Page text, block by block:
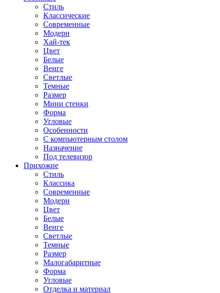
Стиль
Классические
Современные
Модерн
Хай-тек
Цвет
Белые
Венге
Светлые
Темные
Размер
Мини стенки
Форма
Угловые
Особенности
С компьютерным столом
Назначение
Под телевизор
Прихожие
Стиль
Классика
Современные
Модерн
Цвет
Белые
Венге
Светлые
Темные
Размер
Малогабаритные
Форма
Угловые
Отделка и материал